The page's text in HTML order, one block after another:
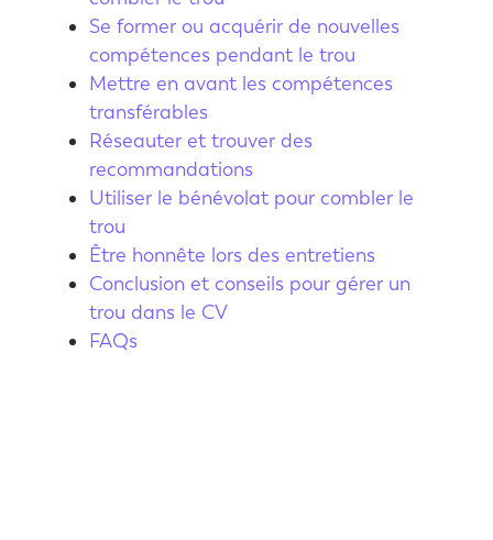
Se former ou acquérir de nouvelles
compétences pendant le trou
Mettre en avant les compétences
transférables
Réseauter et trouver des
recommandations
Utiliser le bénévolat pour combler le
trou
Être honnête lors des entretiens
Conclusion et conseils pour gérer un
trou dans le CV
FAQs